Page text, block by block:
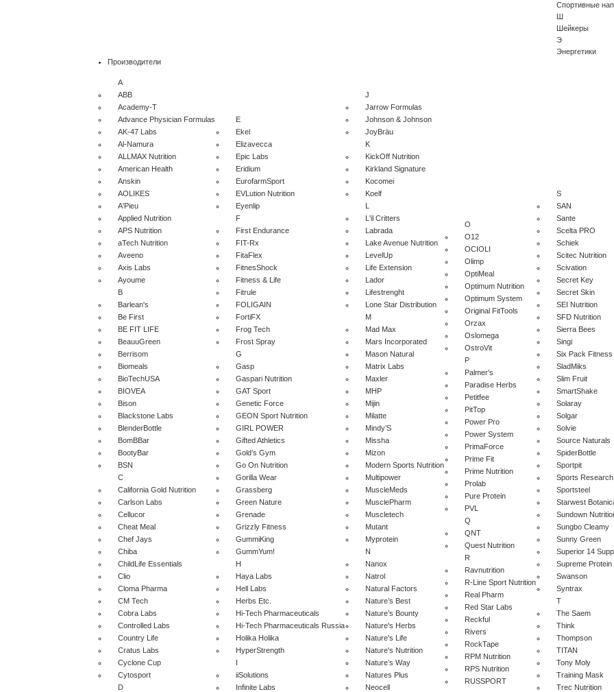
Спортивные
Ш
Шейкеры
Э
Энергетики
Производители
A
ABB
Academy-T
Advance Physician Formulas
AK-47 Labs
Al-Namura
ALLMAX Nutrition
American Health
Anskin
AOLIKES
A'Pieu
Applied Nutrition
APS Nutrition
aTech Nutrition
Aveeno
Axis Labs
Ayoume
B
Barlean's
Be First
BE FIT LIFE
BeauuGreen
Berrisom
Biomeals
BioTechUSA
BIOVEA
Bison
Blackstone Labs
BlenderBottle
BomBBar
BootyBar
BSN
C
California Gold Nutrition
Carlson Labs
Cellucor
Cheat Meal
Chef Jays
Chiba
ChildLife Essentials
Clio
Cloma Pharma
CM Tech
Cobra Labs
Controlled Labs
Country Life
Cratus Labs
Cyclone Cup
Cytosport
D
E
Ekel
Elizavecca
Epic Labs
Eridium
EurofarmSport
EVLution Nutrition
Eyenlip
F
First Endurance
FIT-Rx
FitaFlex
FitnesShock
Fitness & Life
Fitrule
FOLIGAIN
FortiFX
Frog Tech
Frost Spray
G
Gasp
Gaspari Nutrition
GAT Sport
Genetic Force
GEON Sport Nutrition
GIRL POWER
Gifted Athletics
Gold’s Gym
Go On Nutrition
Gorilla Wear
Grassberg
Green Nature
Grenade
Grizzly Fitness
GummiKing
GummYum!
H
Haya Labs
Hell Labs
Herbs Etc.
Hi-Tech Pharmaceuticals
Hi-Tech Pharmaceuticals Russia
Holika Holika
HyperStrength
I
iiSolutions
Infinite Labs
J
Jarrow Formulas
Johnson & Johnson
JoyBräu
K
KickOff Nutrition
Kirkland Signature
Kocomei
Koelf
L
L'il Critters
Labrada
Lake Avenue Nutrition
LevelUp
Life Extension
Lador
Lifestrenght
Lone Star Distribution
M
Mad Max
Mars Incorporated
Mason Natural
Matrix Labs
Maxler
MHP
Mijin
Milatte
Mindy’S
Missha
Mizon
Modern Sports Nutrition
Multipower
MuscleMeds
MusclePharm
Muscletech
Mutant
Myprotein
N
Nanox
Natrol
Natural Factors
Nature’s Best
Nature’s Bounty
Nature's Herbs
Nature's Life
Nature's Nutrition
Nature’s Way
Natures Plus
Neocell
O
O12
OCIOLI
Olimp
OptiMeal
Optimum Nutrition
Optimum System
Original FitTools
Orzax
Oslomega
OstroVit
P
Palmer's
Paradise Herbs
Petitfee
PitTop
Power Pro
Power System
PrimaForce
Prime Fit
Prime Nutrition
Prolab
Pure Protein
PVL
Q
QNT
Quest Nutrition
R
Ravnutrition
R-Line Sport Nutrition
Real Pharm
Red Star Labs
Reckful
Rivers
RockTape
RPM Nutrition
RPS Nutrition
RUSSPORT
S
SAN
Sante
Scelta PRO
Schiek
Scitec Nutrition
Scivation
Secret Key
Secret Skin
SEI Nutrition
SFD Nutrition
Sierra Bees
Singi
Six Pack Fitness
SladMiks
Slim Fruit
SmartShake
Solaray
Solgar
Solvie
Source Naturals
SpiderBottle
Sportpit
Sports Research
Sportsteel
Starwest
Sundown
Sungbo Cleamy
Sunny Green
Superior 14
Supreme Protein
Swanson
Syntrax
T
The Saem
Think
Thompson
TITAN
Tony Moly
Training Mask
Trec Nutrition